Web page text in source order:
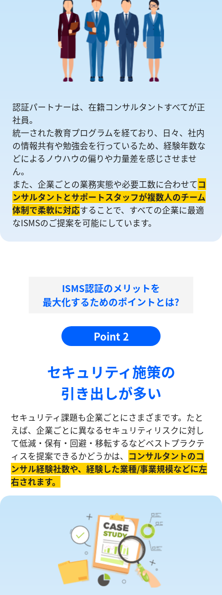
認証パートナーは、在籍コンサルタントすべてが正
社員。
統一された教育プログラムを経ており、日々、社内
の情報共有や勉強会を⾏っているため、経験年数な
どによるノウハウの偏りや⼒量差を感じさせませ
ん。
また、企業ごとの業務実態や必要工数に合わせてコ
ンサルタントとサポートスタッフが複数人のチーム
体制で柔軟に対応することで、すべての企業に最適
なISMSのご提案を可能にしています。
ISMS認証のメリットを
最大化するためのポイントとは?
Point 2
セキュリティ施策の
引き出しが多い
セキュリティ課題も企業ごとにさまざまです。たと
えば、企業ごとに異なるセキュリティリスクに対し
て低減・保有・回避・移転するなどベストプラクテ
ィスを提案できるかどうかは、 コンサルタントのコ
ンサル経験社数や、経験した業種/事業規模などに左
右されます。